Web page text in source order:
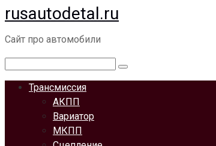
Перейти
к
контенту
rusautodetal.ru
Сайт про автомобили
Трансмиссия
АКПП
Вариатор
МКПП